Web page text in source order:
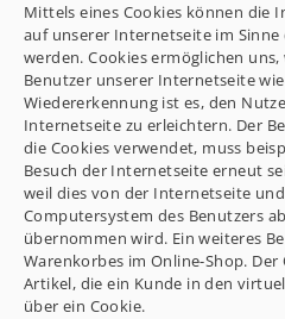
Mittels eines Cookies können die
auf unserer Internetseite im
werden. Cookies ermöglichen
Benutzer unserer Internetseite
Wiedererkennung ist es, den
Internetseite zu erleichtern. Der
die Cookies verwendet, muss
Besuch der Internetseite erneut
weil dies von der Internetseite
Computersystem des Benutzers
übernommen wird. Ein weiteres
Warenkorbes im Online-Shop.
Artikel, die ein Kunde in den
über ein Cookie.